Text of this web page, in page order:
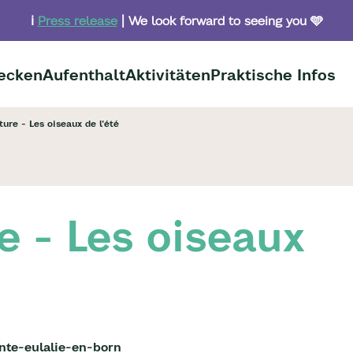
ℹ️ Press release| We look forward to seeing you 🩵
AufenthaltAktivitätenPraktische Infos
- Les oiseaux de l'été
- Les oiseaux
eulalie-en-born